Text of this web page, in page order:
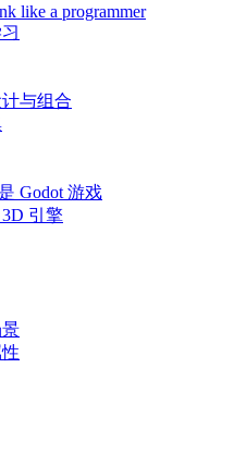
like a programmer
与组合
Godot 游戏
引擎